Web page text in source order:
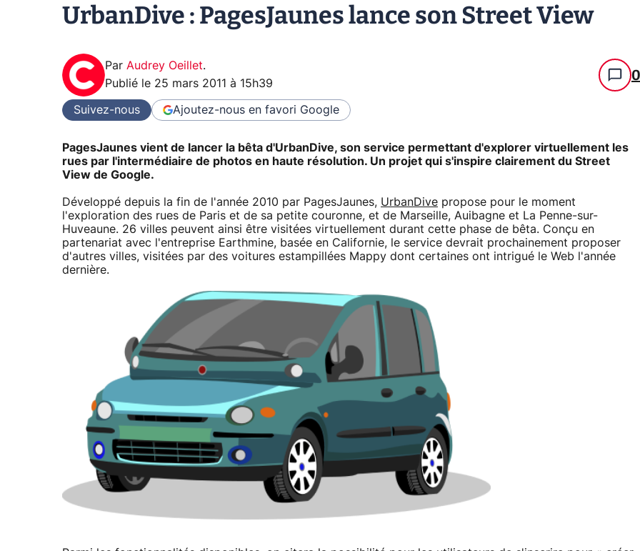
UrbanDive : PagesJaunes lance son Street View
Par Audrey Oeillet.
Publié le 25 mars 2011 à 15h39 0
Suivez-nous Ajoutez-nous en favori Google
PagesJaunes vient de lancer la bêta d'UrbanDive, son service permettant d'explorer virtuellement les
rues par l'intermédiaire de photos en haute résolution. Un projet qui s'inspire clairement du Street
View de Google.
Développé depuis la fin de l'année 2010 par PagesJaunes, UrbanDive propose pour le moment
l'exploration des rues de Paris et de sa petite couronne, et de Marseille, Auibagne et La Penne-sur-
Huveaune. 26 villes peuvent ainsi être visitées virtuellement durant cette phase de bêta. Conçu en
partenariat avec l'entreprise Earthmine, basée en Californie, le service devrait prochainement proposer
d'autres villes, visitées par des voitures estampillées Mappy dont certaines ont intrigué le Web l'année
dernière.